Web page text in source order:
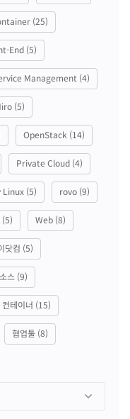
(25)
End (5)
Management (4)
(5)
OpenStack (14)
Private Cloud (4)
Linux (5) rovo (9)
(5) Web (8)
닷컴 (5)
스 (9)
컨테이너 (15)
협업툴 (8)